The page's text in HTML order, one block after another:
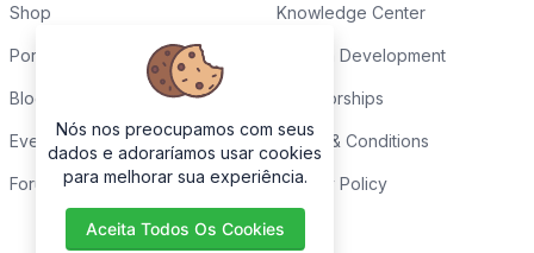
Shop
Portfolio
Blog
Events
Forums
Knowledge Center
Custom Development
Sponsorships
Terms & Conditions
Privacy Policy
Nós nos preocupamos com seus
dados e adoraríamos usar cookies
para melhorar sua experiência.
Aceita Todos Os Cookies